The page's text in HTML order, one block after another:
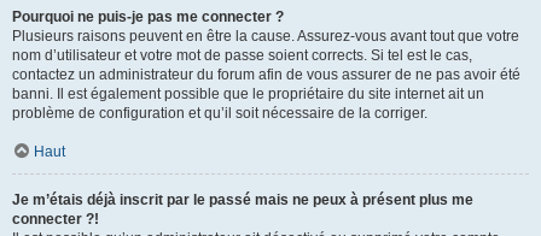
Pourquoi ne puis-je pas me connecter ?
Plusieurs raisons peuvent en être la cause. Assurez-vous avant tout que votre
nom d’utilisateur et votre mot de passe soient corrects. Si tel est le cas,
contactez un administrateur du forum afin de vous assurer de ne pas avoir été
banni. Il est également possible que le propriétaire du site internet ait un
problème de configuration et qu’il soit nécessaire de la corriger.
Haut
Je m’étais déjà inscrit par le passé mais ne peux à présent plus me
connecter ?!